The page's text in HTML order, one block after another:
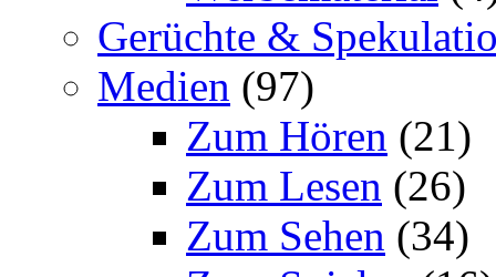
Gerüchte &
Medien (97)
Zum Hören (21)
Zum Lesen (26)
Zum Sehen (34)